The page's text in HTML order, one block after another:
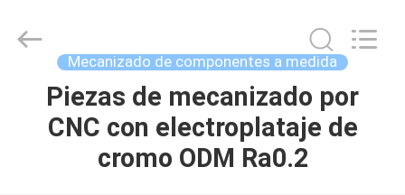
HOGAR
PRODUCTOS
Copyright
Techenology
Mecanizado de componentes a medida
Piezas de mecanizado por
CNC con electroplataje de
cromo ODM Ra0.2